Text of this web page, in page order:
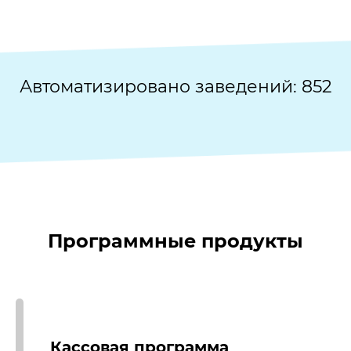
Автоматизировано заведений: 852
Программные продукты